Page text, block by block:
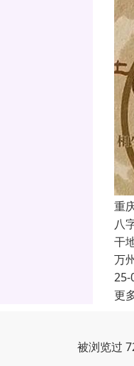
重
八
干
万
25-
更
被浏览过